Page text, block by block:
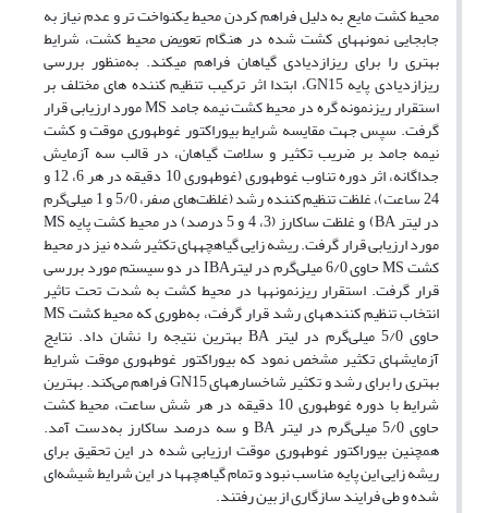
محیط کشت مایع به دلیل فراهم کردن محیط یکنواخت تر و عدم نیاز به
جابجایی نمونه‎های کشت شده در هنگام تعویض محیط کشت، شرایط
بهتری را برای ریزازدیادی گیاهان فراهم می‎کند. به‌منظور بررسی
ریزازدیادی پایه GN15، ابتدا اثر ترکیب تنظیم کننده های مختلف بر
استقرار ریزنمونه گره در محیط کشت نیمه جامد MS مورد ارزیابی قرار
گرفت. سپس جهت مقایسه شرایط بیوراکتور غوطه‎وری موقت و کشت
نیمه جامد بر ضریب تکثیر و سلامت گیاهان، در قالب سه آزمایش
جداگانه، اثر دوره تناوب غوطه‎وری (غوطه‎وری 10 دقیقه در هر 6، 12 و
24 ساعت)، غلظت تنظیم کننده‎ رشد (غلظت‌های صفر، 5/0 و 1 میلی‌گرم
در لیتر BA) و غلظت ساکارز (3، 4 و 5 درصد) در محیط کشت پایه MS
مورد ارزیابی قرار گرفت. ریشه زایی گیاهچه‎های تکثیر شده نیز در محیط
کشت MS حاوی 6/0 میلی‌گرم در لیترIBA در دو سیستم مورد بررسی
قرار گرفت. استقرار ریزنمونه‎ها در محیط کشت به شدت تحت تاثیر
انتخاب تنظیم کننده‎های رشد قرار گرفت، به‌طوری که محیط کشت MS
حاوی 5/0 میلی‌گرم در لیتر BA بهترین نتیجه را نشان داد. نتایج
آزمایش‎های تکثیر مشخص نمود که بیوراکتور غوطه‎وری موقت شرایط
بهتری را برای رشد و تکثیر شاخساره‎های GN15 فراهم می‌کند. بهترین
شرایط با دوره غوطه‎وری 10 دقیقه در هر شش ساعت، محیط کشت
حاوی 5/0 میلی‌گرم در لیتر BA و سه درصد ساکارز به‌دست آمد.
همچنین بیوراکتور غوطه‎وری موقت ارزیابی شده در این تحقیق برای
ریشه زایی این پایه مناسب نبود و تمام گیاهچه‎ها در این شرایط شیشه‌ای
شده و طی فرایند سازگاری از بین رفتند.